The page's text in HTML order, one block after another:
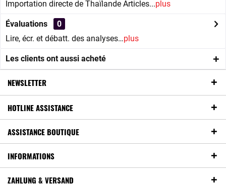
Importation directe de Thaïlande Articles...plus
Évaluations
0
Lire, écr. et débatt. des analyses…plus
Les clients ont aussi acheté
NEWSLETTER
HOTLINE ASSISTANCE
ASSISTANCE BOUTIQUE
INFORMATIONS
ZAHLUNG & VERSAND